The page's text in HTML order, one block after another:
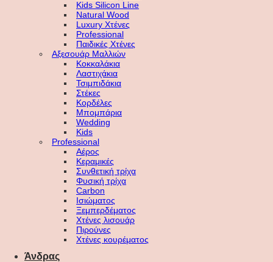
Kids Silicon Line
Natural Wood
Luxury Χτένες
Professional
Παιδικές Χτένες
Αξεσουάρ Μαλλιών
Κοκκαλάκια
Λαστιχάκια
Τσιμπιδάκια
Στέκες
Κορδέλες
Μπομπάρια
Wedding
Kids
Professional
Αέρος
Κεραμικές
Συνθετική τρίχα
Φυσική τρίχα
Carbon
Ισιώματος
Ξεμπερδέματος
Χτένες λισουάρ
Πιρούνες
Χτένες κουρέματος
Άνδρας